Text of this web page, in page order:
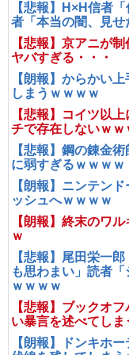
【悲報】H×H信者
者「本当の闇、見
【悲報】京アニが
ヤバすぎる・・・
【朗報】からかい
しまうｗｗｗｗ
【悲報】コイツ以
チで存在しないｗｗ
【悲報】鋼の錬金
に弱すぎるｗｗｗｗ
【朗報】ニンテン
ッシュへｗｗｗｗ
【朗報】終末のワ
ｗ
【悲報】尾田栄一
も思わまい」読者
ｗｗｗｗ
【悲報】ブックオ
い暴言を述べてしま
【朗報】ドンキホ